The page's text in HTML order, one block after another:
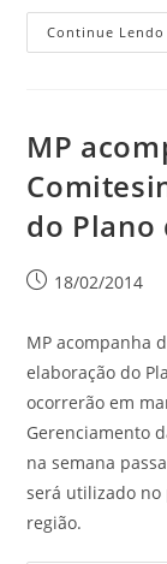
Continue Lendo
MP
do Plano
18/02/2014
MP acompanha
elaboração do
ocorrerão em
Gerenciamento
na semana
será utilizado no
região.